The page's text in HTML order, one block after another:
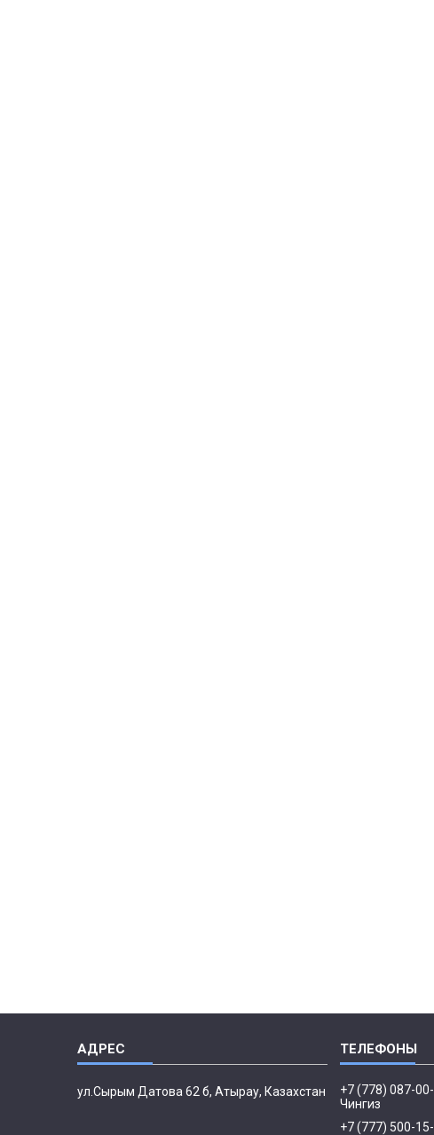
ул.Сырым Датова 62 б, Атырау, Казахстан
+7 (778) 087-
Чингиз
+7 (777) 500-